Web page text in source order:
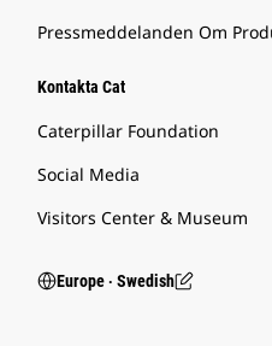
Pressmeddelanden Om
Kontakta Cat
Caterpillar Foundation
Social Media
Visitors Center & Museum
Europe ‧ Swedish